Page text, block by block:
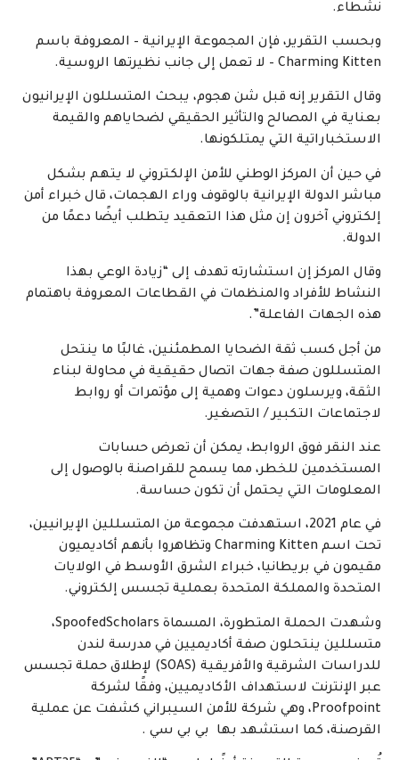
نشطاء.
وبحسب التقرير، فإن المجموعة الإيرانية – المعروفة باسم
Charming Kitten – لا تعمل إلى جانب نظيرتها الروسية.
وقال التقرير إنه قبل شن هجوم، يبحث المتسللون الإيرانيون
بعناية في المصالح والتأثير الحقيقي لضحاياهم والقيمة
الاستخباراتية التي يمتلكونها.
في حين أن المركز الوطني للأمن الإلكتروني لا يتهم بشكل
مباشر الدولة الإيرانية بالوقوف وراء الهجمات، قال خبراء أمن
إلكتروني آخرون إن مثل هذا التعقيد يتطلب أيضًا دعمًا من
الدولة.
وقال المركز إن استشارته تهدف إلى “زيادة الوعي بهذا
النشاط للأفراد والمنظمات في القطاعات المعروفة باهتمام
هذه الجهات الفاعلة”.
من أجل كسب ثقة الضحايا المطمئنين، غالبًا ما ينتحل
المتسللون صفة جهات اتصال حقيقية في محاولة لبناء
الثقة، ويرسلون دعوات وهمية إلى مؤتمرات أو روابط
لاجتماعات التكبير / التصغير.
عند النقر فوق الروابط، يمكن أن تعرض حسابات
المستخدمين للخطر، مما يسمح للقراصنة بالوصول إلى
المعلومات التي يحتمل أن تكون حساسة.
في عام 2021، استهدفت مجموعة من المتسللين الإيرانيين،
تحت اسم Charming Kitten وتظاهروا بأنهم أكاديميون
مقيمون في بريطانيا، خبراء الشرق الأوسط في الولايات
المتحدة والمملكة المتحدة بعملية تجسس إلكتروني.
وشهدت الحملة المتطورة، المسماة SpoofedScholars،
متسللين ينتحلون صفة أكاديميين في مدرسة لندن
للدراسات الشرقية والأفريقية (SOAS) لإطلاق حملة تجسس
عبر الإنترنت لاستهداف الأكاديميين، وفقًا لشركة
Proofpoint، وهي شركة للأمن السيبراني كشفت عن عملية
القرصنة، كما استشهد بها بي بي سي .